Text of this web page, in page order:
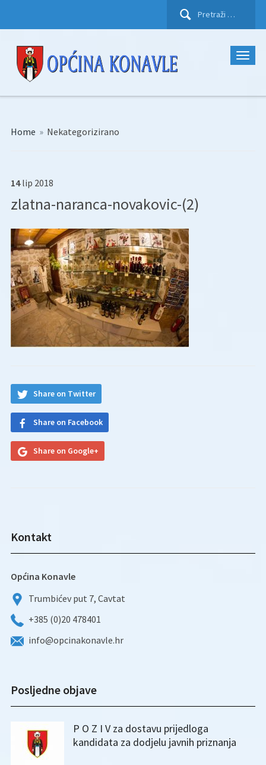
Pretraži:
Home » Nekategorizirano
14 lip 2018
zlatna-naranca-novakovic-(2)
Share on Twitter
Share on Facebook
Share on Google+
Kontakt
Općina Konavle
Trumbićev put 7, Cavtat
+385 (0)20 478401
info@opcinakonavle.hr
Posljedne objave
P O Z I V za dostavu prijedloga
kandidata za dodjelu javnih priznanja